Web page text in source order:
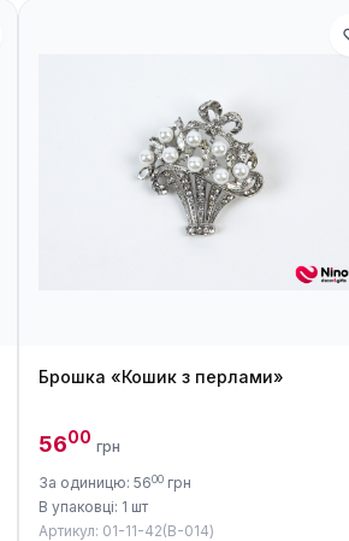
Брошка «Кошик з перлами»
5600 грн
За одиницю: 5600 грн
В упаковці: 1 шт
Артикул: 01-11-42(B-014)